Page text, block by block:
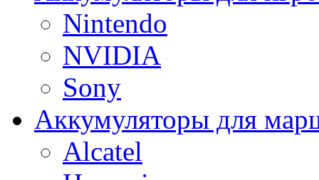
Nintendo
NVIDIA
Sony
Аккумуляторы для
Alcatel